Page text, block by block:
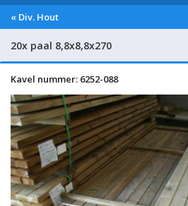
« Div. Hout
20x paal 8,8x8,8x270
Kavel nummer: 6252-088